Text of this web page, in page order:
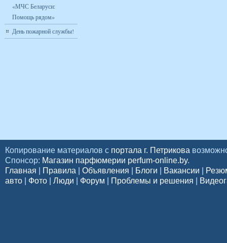
«МЧС Беларуси:
Помощь рядом»
День пожарной службы!
Копирование материалов с портала г. Петрикова
Спонсор: Магазин парфюмерии perfum-online.by.
Главная | Правила | Объявления | Блоги | Вакансии |
авто | Фото | Люди | Форум | Проблемы и решения |